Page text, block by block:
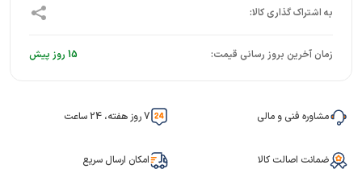
زمان آخرین بروز رسانی قیمت: 15 روز پیش
مشاوره فنی و مالی 7 روز هفته، 24 ساعت
ضمانت اصالت کالا امکان ارسال سریع